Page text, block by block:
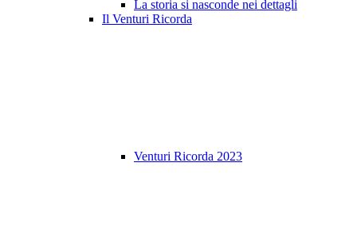
La storia si nasconde nei dettagli
Il Venturi Ricorda
Venturi Ricorda 2023